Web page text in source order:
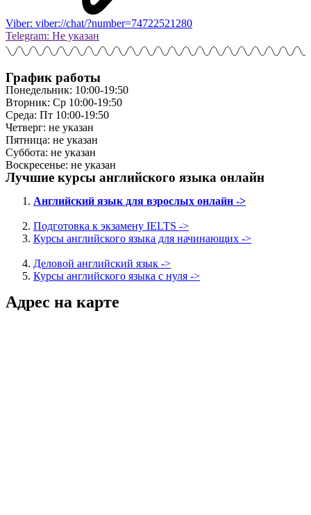
Viber: viber://chat/?number=74722521280
Telegram: Не указан
График работы
Понедельник: 10:00-19:50
Вторник: Ср 10:00-19:50
Среда: Пт 10:00-19:50
Четверг: не указан
Пятница: не указан
Суббота: не указан
Воскресенье: не указан
Лучшие курсы английского языка онлайн
Английский язык для взрослых онлайн ->
Подготовка к экзамену IELTS ->
Курсы английского языка для начинающих ->
Деловой английский язык ->
Курсы английского языка с нуля ->
Адрес на карте